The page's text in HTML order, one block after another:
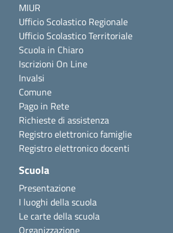
MIUR
Ufficio Scolastico Regionale
Ufficio Scolastico Territoriale
Scuola in Chiaro
Iscrizioni On Line
Invalsi
Comune
Pago in Rete
Richieste di assistenza
Registro elettronico famiglie
Registro elettronico docenti
Scuola
Presentazione
I luoghi della scuola
Le carte della scuola
Organizzazione